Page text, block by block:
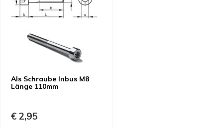
Als Schraube Inbus M8
Länge 110mm
€ 2,95